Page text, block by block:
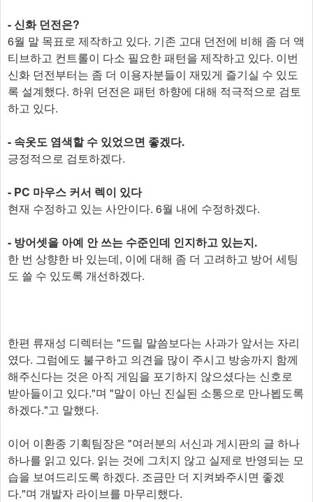
- 신화 던전은?
6월 말 목표로 제작하고 있다. 기존 고대 던전에 비해 좀 더 액
티브하고 컨트롤이 다소 필요한 패턴을 제작하고 있다. 이번
신화 던전부터는 좀 더 이용자분들이 재밌게 즐기실 수 있도
록 설계했다. 하위 던전은 패턴 하향에 대해 적극적으로 검토
하고 있다.
- 속옷도 염색할 수 있었으면 좋겠다.
긍정적으로 검토하겠다.
- PC 마우스 커서 렉이 있다
현재 수정하고 있는 사안이다. 6월 내에 수정하겠다.
- 방어셋을 아예 안 쓰는 수준인데 인지하고 있는지.
한 번 상향한 바 있는데, 이에 대해 좀 더 고려하고 방어 세팅
도 쓸 수 있도록 개선하겠다.
한편 류재성 디렉터는 "드릴 말씀보다는 사과가 앞서는 자리
였다. 그럼에도 불구하고 의견을 많이 주시고 방송까지 함께
해주신다는 것은 아직 게임을 포기하지 않으셨다는 신호로
받아들이고 있다."며 "말이 아닌 진실된 소통으로 만나뵙도록
하겠다."고 말했다.
이어 이환종 기획팀장은 "여러분의 서신과 게시판의 글 하나
하나를 읽고 있다. 읽는 것에 그치지 않고 실제로 반영되는 모
습을 보여드리도록 하겠다. 조금만 더 지켜봐주시면 좋겠
다."며 개발자 라이브를 마무리했다.​